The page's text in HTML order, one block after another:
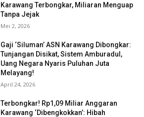
Karawang Terbongkar, Miliaran Menguap
Tanpa Jejak
Mei 2, 2026
Gaji ‘Siluman’ ASN Karawang Dibongkar:
Tunjangan Disikat, Sistem Amburadul,
Uang Negara Nyaris Puluhan Juta
Melayang!
April 24, 2026
Terbongkar! Rp1,09 Miliar Anggaran
Karawang ‘Dibengkokkan’: Hibah